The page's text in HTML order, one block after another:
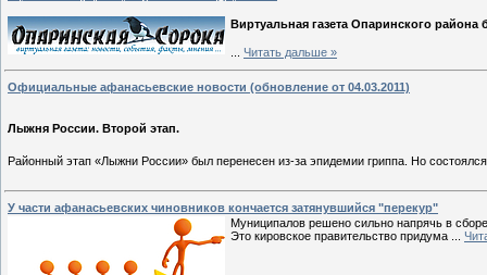
Виртуальная газета Опаринского района
Читать дальше »
Официальные афанасьевские новости (обновление от 04.03.2011)
Лыжня России. Второй этап.
Районный этап «Лыжни России» был перенесен из-за эпидемии гриппа. Но
У части афанасьевских чиновников кончается затянувшийся "перекур"
Муниципалов решено сильно напрячь в
Это кировское правительство придума